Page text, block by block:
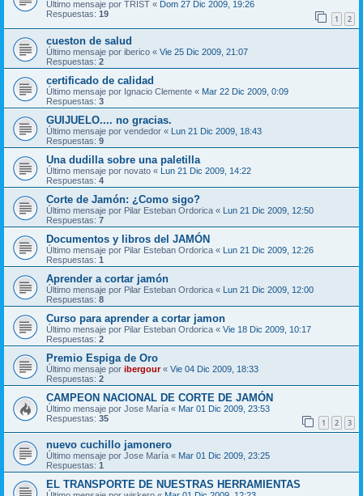
Último mensaje por TRIST « Dom 27 Dic 2009, 19:26
Respuestas: 19 1 2
cueston de salud
Último mensaje por iberico « Vie 25 Dic 2009, 21:07
Respuestas: 2
certificado de calidad
Último mensaje por Ignacio Clemente « Mar 22 Dic 2009, 0:09
Respuestas: 3
GUIJUELO.... no gracias.
Último mensaje por vendedor « Lun 21 Dic 2009, 18:43
Respuestas: 9
Una dudilla sobre una paletilla
Último mensaje por novato « Lun 21 Dic 2009, 14:22
Respuestas: 4
Corte de Jamón: ¿Como sigo?
Último mensaje por Pilar Esteban Ordorica « Lun 21 Dic 2009, 12:50
Respuestas: 7
Documentos y libros del JAMÓN
Último mensaje por Pilar Esteban Ordorica « Lun 21 Dic 2009, 12:26
Respuestas: 1
Aprender a cortar jamón
Último mensaje por Pilar Esteban Ordorica « Lun 21 Dic 2009, 12:00
Respuestas: 8
Curso para aprender a cortar jamon
Último mensaje por Pilar Esteban Ordorica « Vie 18 Dic 2009, 10:17
Respuestas: 2
Premio Espiga de Oro
Último mensaje por ibergour« Vie 04 Dic 2009, 18:33
Respuestas: 2
CAMPEON NACIONAL DE CORTE DE JAMÓN
Último mensaje por Jose María « Mar 01 Dic 2009, 23:53
Respuestas: 35 1 2 3
nuevo cuchillo jamonero
Último mensaje por Jose María « Mar 01 Dic 2009, 23:25
Respuestas: 1
EL TRANSPORTE DE NUESTRAS HERRAMIENTAS